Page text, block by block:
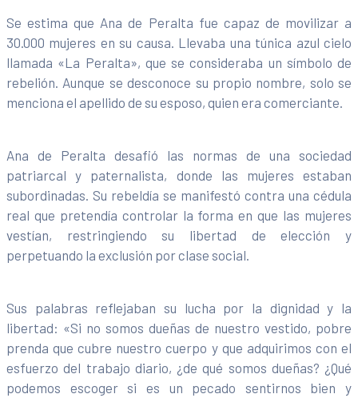
Se estima que Ana de Peralta fue capaz de movilizar a
30.000 mujeres en su causa. Llevaba una túnica azul cielo
llamada «La Peralta», que se consideraba un símbolo de
rebelión. Aunque se desconoce su propio nombre, solo se
menciona el apellido de su esposo, quien era comerciante.
Ana de Peralta desafió las normas de una sociedad
patriarcal y paternalista, donde las mujeres estaban
subordinadas. Su rebeldía se manifestó contra una cédula
real que pretendía controlar la forma en que las mujeres
vestían, restringiendo su libertad de elección y
perpetuando la exclusión por clase social.
Sus palabras reflejaban su lucha por la dignidad y la
libertad: «Si no somos dueñas de nuestro vestido, pobre
prenda que cubre nuestro cuerpo y que adquirimos con el
esfuerzo del trabajo diario, ¿de qué somos dueñas? ¿Qué
podemos escoger si es un pecado sentirnos bien y